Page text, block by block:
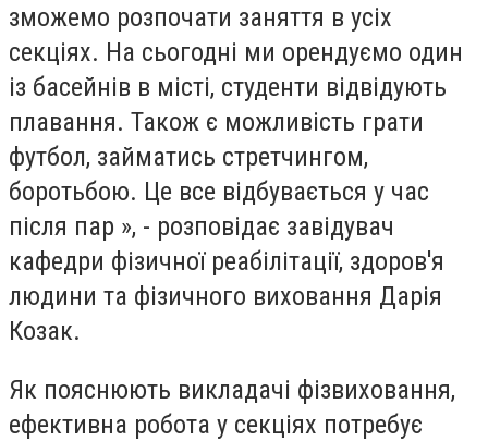
зможемо розпочати заняття в усіх
секціях. На сьогодні ми орендуємо один
із басейнів в місті, студенти відвідують
плавання. Також є можливість грати
футбол, займатись стретчингом,
боротьбою. Це все відбувається у час
після пар », - розповідає завідувач
кафедри фізичної реабілітації, здоров'я
людини та фізичного виховання Дарія
Козак.
Як пояснюють викладачі фізвиховання,
ефективна робота у секціях потребує